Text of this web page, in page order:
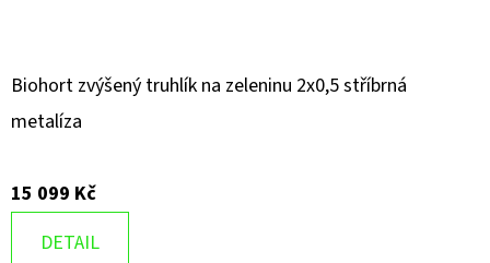
Biohort zvýšený truhlík na zeleninu 2x0,5 stříbrná
metalíza
15 099 Kč
DETAIL